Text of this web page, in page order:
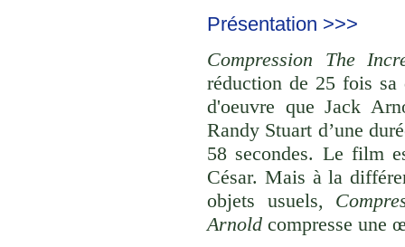
Présentation >>>
Compression The
réduction de 25 fois
d'oeuvre que Jack
Randy Stuart d’une
58 secondes. Le film
César. Mais à la
objets usuels,
Arnold compresse une